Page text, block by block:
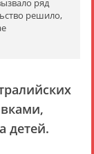
ряд
решило,
детей.